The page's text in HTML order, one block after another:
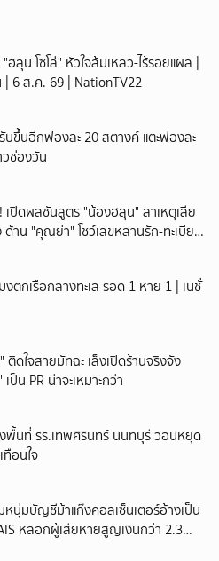
ลุน โซโล่" หัวใจล้มเหลว-ไร้รอยแผล |
| 6 ส.ค. 69 | NationTV22
บขึ้นอีกฟองละ 20 สตางค์ แตะฟองละ
ช่องวัน
เปิดผลชันสูตร "น้องฮลุน" สาเหตุเสีย
ด้าน "คุณย่า" โชว์เลขหลานรัก-ทะเบียน
!
งตกเรือกลางทะเล รอด 1 หาย 1 | เนชั่
ดใจสายมัทฉะ เล็งเปิดร้านจริงจัง
ป็น PR น่าจะเหมาะกว่า
พื้นที่ รร.เทพศิรินทร์ นนทบุรี วอนหยุด
ทือนใจ
หนุ่มบัญชีม้าแก๊งคอลเซ็นเตอร์อ้างเป็น
หลอกผู้เสียหายสูญเงินกว่า 2.3